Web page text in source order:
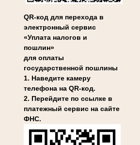
QR-код для перехода в
электронный сервис
«Уплата налогов и
пошлин»
для оплаты
государственной пошлины
1. Наведите камеру
телефона на QR-код.
2. Перейдите по ссылке в
платежный сервис на сайте
ФНС.